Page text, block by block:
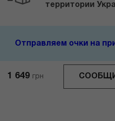
1 649 грн
территории
Отправляем очки на